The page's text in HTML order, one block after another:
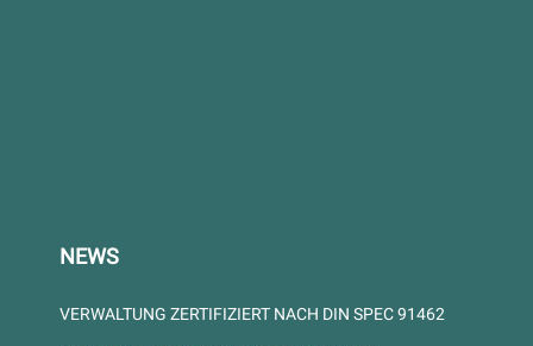
NEWS
VERWALTUNG ZERTIFIZIERT NACH DIN SPEC 91462